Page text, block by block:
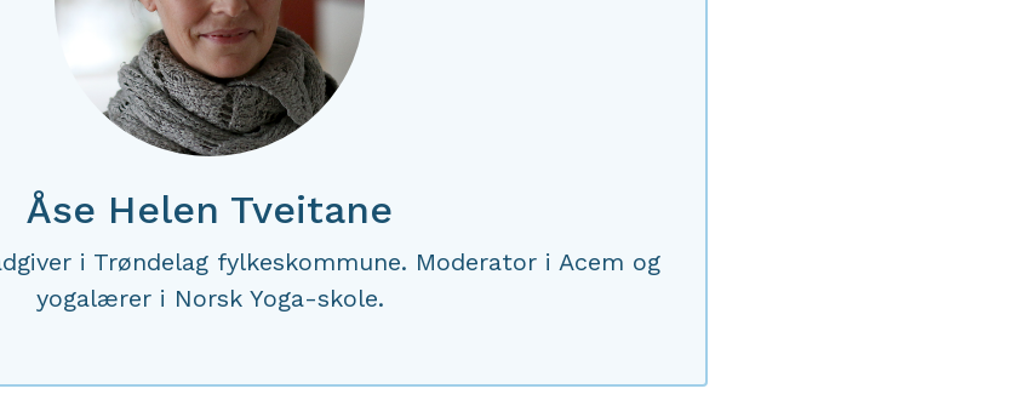
Åse Helen Tveitane
i Trøndelag fylkeskommune. Moderator i Acem og
yogalærer i Norsk Yoga-skole.